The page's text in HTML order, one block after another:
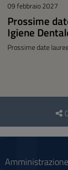
09 febbraio 2027
Prossime
Igiene
Prossime date
Questionario
social